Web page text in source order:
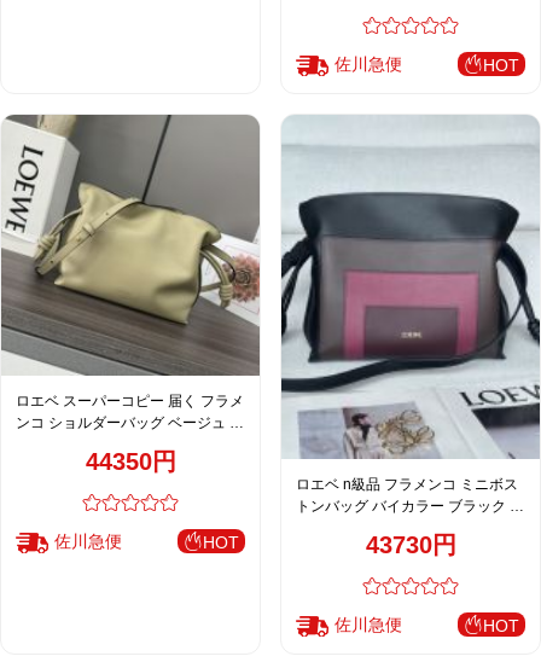
佐川急便 HOT
ロエベ スーパーコピー 届く フラメ
ンコ ショルダーバッグ ベージュ レ
44350円
佐川急便 HOT
ロエベ n級品 フラメンコ ミニボス
トンバッグ バイカラー ブラック ブ
43730円
佐川急便 HOT